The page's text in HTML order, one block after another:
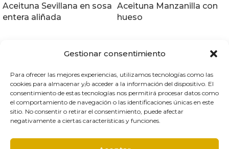
Gestionar consentimiento
Para ofrecer las mejores experiencias, utilizamos tecnologías como las
cookies para almacenar y/o acceder a la información del dispositivo. El
consentimiento de estas tecnologías nos permitirá procesar datos como
el comportamiento de navegación o las identificaciones únicas en este
sitio. No consentir o retirar el consentimiento, puede afectar
negativamente a ciertas características y funciones.
Aceituna Sevillana en sosa
entera aliñada
Aceituna Manzanilla con
hueso
968 88 06 78
aceitunasjuanfra@aceitunasjuanfra.es
Calle Camino Villa Bernal, Nº 15
30120 El Palmar, Murcia